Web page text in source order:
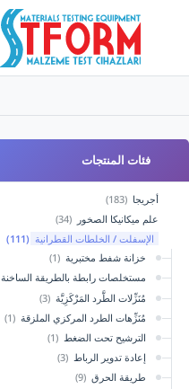
فئات المنتجات
أجريجا (183)
علم ميكانيكا الصخور
(34)
الإسفلت / الخلطات القطرانية (111)
خزانة شفط مختبرية (1)
مستخلصات رابطة بالطريقة الساخنة
مُنَزِّلات الطَّرد المَرْكَزِيَّة (3)
مُنَزِّهات الطرد المركزي الملزقة (1)
الترشيح تحت الضغط (1)
إعادة تدوير الرباط (3)
طريقة الحرق (9)